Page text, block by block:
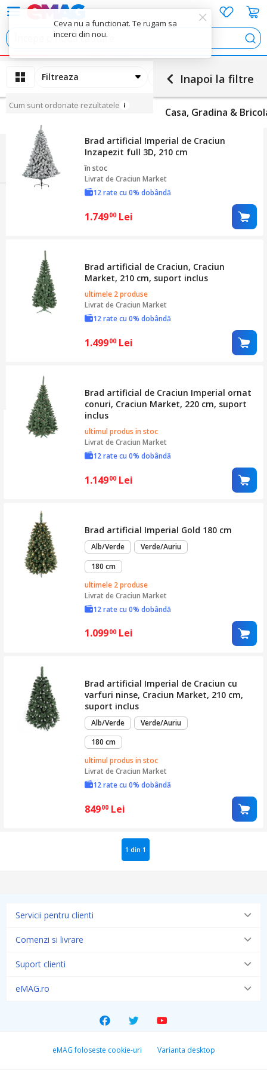
Ceva nu a functionat. Te rugam sa
incerci din nou.
Inapoi la filtre
Casa, Gradina &
Filtreaza Ordoneaza
Cum sunt ordonate rezultatele
Brad artificial Imperial de Craciun
Inzapezit full 3D, 210 cm
în stoc
Livrat deCraciun Market
12 rate cu 0% dobândă
1.74900 Lei
Brad artificial de Craciun, Craciun
Market, 210 cm, suport inclus
ultimele 2 produse
Livrat deCraciun Market
12 rate cu 0% dobândă
1.49900 Lei
Brad artificial de Craciun Imperial ornat
conuri, Craciun Market, 220 cm, suport
inclus
ultimul produs in stoc
Livrat deCraciun Market
12 rate cu 0% dobândă
1.14900 Lei
Brad artificial Imperial Gold 180 cm
Alb/Verde
Verde/Auriu
180 cm
ultimele 2 produse
Livrat deCraciun Market
12 rate cu 0% dobândă
1.09900 Lei
Brad artificial Imperial de Craciun cu
varfuri ninse, Craciun Market, 210 cm,
suport inclus
Alb/Verde
Verde/Auriu
180 cm
ultimul produs in stoc
Livrat deCraciun Market
12 rate cu 0% dobândă
84900 Lei
1 din 1
Servicii pentru clienti
Comenzi si livrare
Suport clienti
eMAG.ro
eMAG foloseste cookie-uri Varianta desktop